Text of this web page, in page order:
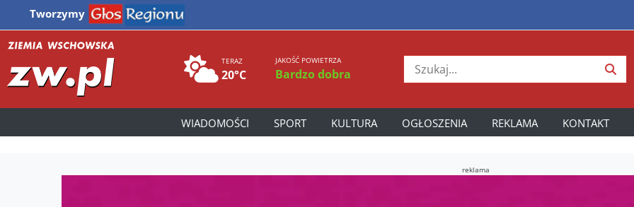
Tworzymy
TERAZ
20°C
JAKOŚĆ POWIETRZA
Bardzo dobra
WIADOMOŚCI SPORT KULTURA OGŁOSZENIA REKLAMA KONTAKT
reklama